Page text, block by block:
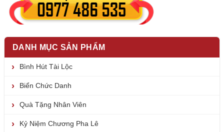
DANH MỤC SẢN PHẨM
Bình Hút Tài Lộc
Biển Chức Danh
Quà Tặng Nhân Viên
Kỷ Niệm Chương Pha Lê